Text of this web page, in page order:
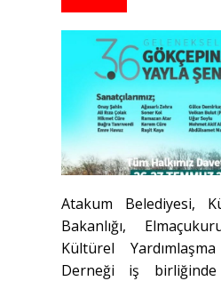
Atakum Belediyesi,
Bakanlığı,
Kültürel
Derneği iş birliğinde